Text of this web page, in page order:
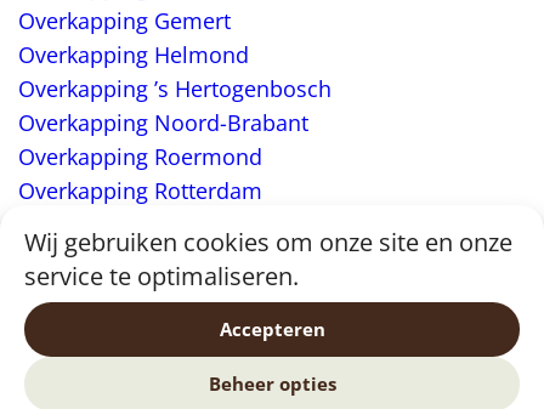
Wij gebruiken cookies om onze site en onze
service te optimaliseren.
Accepteren
Beheer opties
Overkapping Gemert
Overkapping Helmond
Overkapping ’s Hertogenbosch
Overkapping Noord-Brabant
Overkapping Roermond
Overkapping Rotterdam
Overkapping Zeeland
Overkapping Venlo